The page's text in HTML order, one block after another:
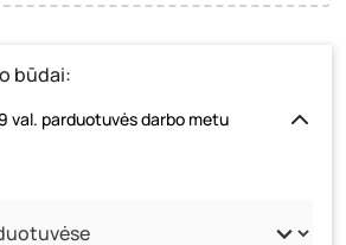
būdai:
val. parduotuvės darbo metu